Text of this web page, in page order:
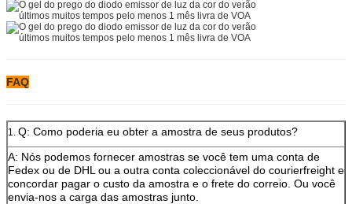
FAQ
1. Q: Como poderia eu obter a amostra de seus produtos?
A: Nós podemos fornecer amostras se você tem uma conta de
Fedex ou de DHL ou a outra conta coleccionável do courierfreight e
concordar pagar o custo da amostra e o frete do correio. Ou você
envia-nos a carga das amostras junto.